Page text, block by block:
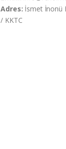
Adres: İsmet İnonü
/ KKTC